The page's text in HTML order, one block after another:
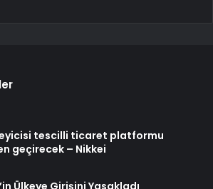
tescilli ticaret platformu
geçirecek – Nikkei
Ülkeye Girişini Yasakladı